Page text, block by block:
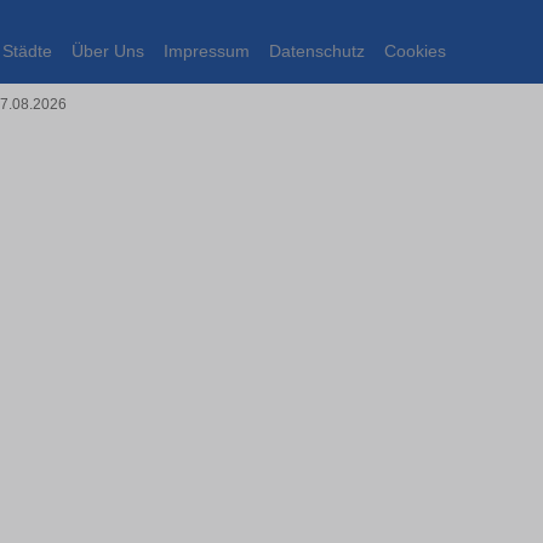
Städte Über Uns Impressum Datenschutz Cookies